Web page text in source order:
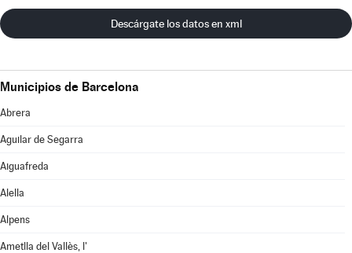
Descárgate los datos en xml
Municipios de Barcelona
Abrera
Aguilar de Segarra
Aiguafreda
Alella
Alpens
Ametlla del Vallès, l'